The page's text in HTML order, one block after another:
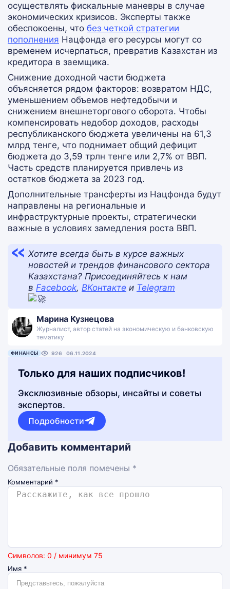
осуществлять фискальные маневры в случае
экономических кризисов. Эксперты также
обеспокоены, что без четкой стратегии
пополнения Нацфонда его ресурсы могут со
временем исчерпаться, превратив Казахстан из
кредитора в заемщика.
Снижение доходной части бюджета
объясняется рядом факторов: возвратом НДС,
уменьшением объемов нефтедобычи и
снижением внешнеторгового оборота. Чтобы
компенсировать недобор доходов, расходы
республиканского бюджета увеличены на 61,3
млрд тенге, что поднимает общий дефицит
бюджета до 3,59 трлн тенге или 2,7% от ВВП.
Часть средств планируется привлечь из
остатков бюджета за 2023 год.
Дополнительные трансферты из Нацфонда будут
направлены на региональные и
инфраструктурные проекты, стратегически
важные в условиях замедления роста ВВП.
Хотите всегда быть в курсе важных
новостей и трендов финансового сектора
Казахстана? Присоединяйтесь к нам
в Facebook, ВКонтакте и Telegram
Марина Кузнецова
Журналист, автор статей на экономическую и банковскую
тематику
ФИНАНСЫ 926 06.11.2024
Только для наших подписчиков!
Эксклюзивные обзоры, инсайты и советы
экспертов.
Подробности
Добавить комментарий
Обязательные поля помечены *
Комментарий *
Символов: 0 / минимум 75
Имя *